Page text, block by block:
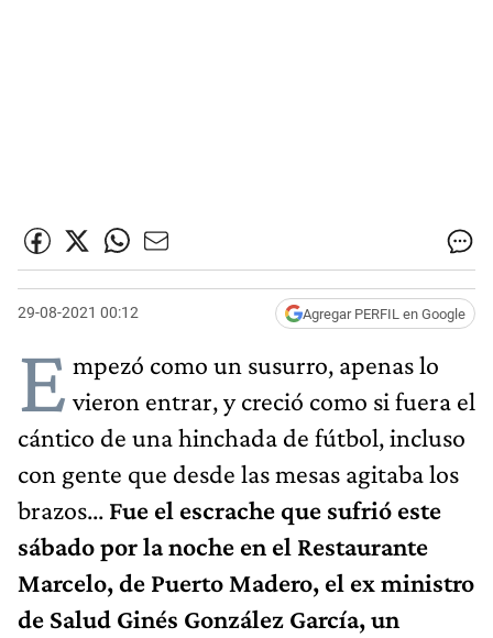
29-08-2021 00:12 Agregar PERFIL en Google
E mpezó como un susurro, apenas lo
vieron entrar, y creció como si fuera el
cántico de una hinchada de fútbol, incluso
con gente que desde las mesas agitaba los
brazos... Fue el escrache que sufrió este
sábado por la noche en el Restaurante
Marcelo, de Puerto Madero, el ex ministro
de Salud Ginés González García, un